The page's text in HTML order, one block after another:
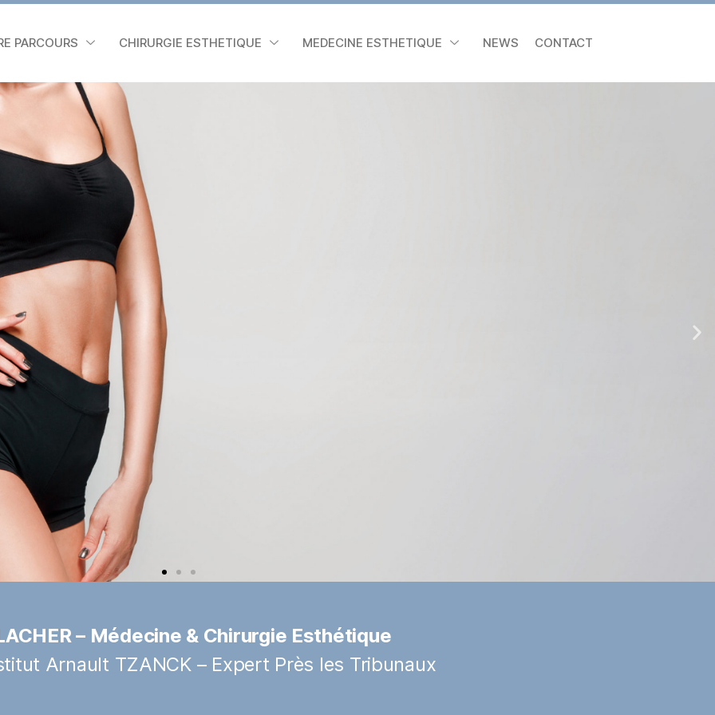
PARCOURS CHIRURGIE ESTHETIQUE MEDECINE ESTHETIQUE NEWS CONTACT
– Médecine & Chirurgie Esthétique
Arnault TZANCK – Expert Près les Tribunaux